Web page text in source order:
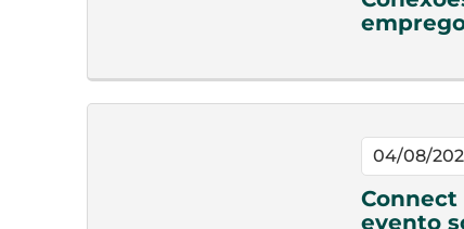
04/08/
Connect
evento